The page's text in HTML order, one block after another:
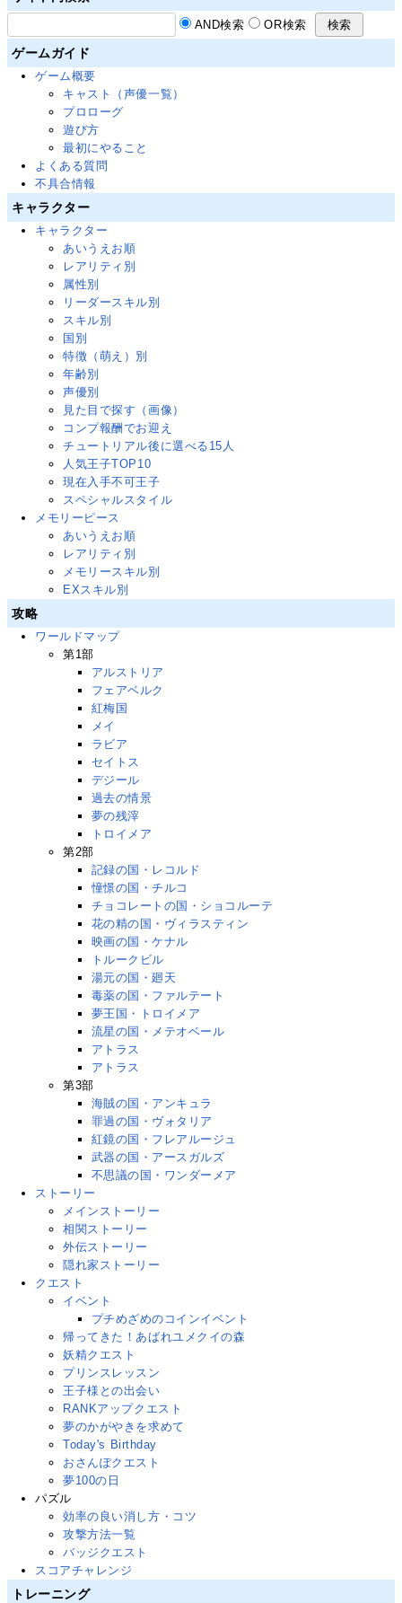
AND検索 OR検索
ゲームガイド
ゲーム概要
キャスト（声優一覧）
プロローグ
遊び方
最初にやること
よくある質問
不具合情報
キャラクター
キャラクター
あいうえお順
レアリティ別
属性別
リーダースキル別
スキル別
国別
特徴（萌え）別
年齢別
声優別
見た目で探す（画像）
コンプ報酬でお迎え
チュートリアル後に選べる15人
人気王子TOP10
現在入手不可王子
スペシャルスタイル
メモリーピース
あいうえお順
レアリティ別
メモリースキル別
EXスキル別
攻略
ワールドマップ
第1部
アルストリア
フェアベルク
紅梅国
メイ
ラビア
セイトス
デジール
過去の情景
夢の残滓
トロイメア
第2部
記録の国・レコルド
憧憬の国・チルコ
チョコレートの国・ショコルーテ
花の精の国・ヴィラスティン
映画の国・ケナル
トルークビル
湯元の国・廻天
毒薬の国・ファルテート
夢王国・トロイメア
流星の国・メテオベール
アトラス
アトラス
第3部
海賊の国・アンキュラ
罪過の国・ヴォタリア
紅鏡の国・フレアルージュ
武器の国・アースガルズ
不思議の国・ワンダーメア
ストーリー
メインストーリー
相関ストーリー
外伝ストーリー
隠れ家ストーリー
クエスト
イベント
プチめざめのコインイベント
帰ってきた！あばれユメクイの森
妖精クエスト
プリンスレッスン
王子様との出会い
RANKアップクエスト
夢のかがやきを求めて
Today's Birthday
おさんぽクエスト
夢100の日
パズル
効率の良い消し方・コツ
攻撃方法一覧
バッジクエスト
スコアチャレンジ
トレーニング